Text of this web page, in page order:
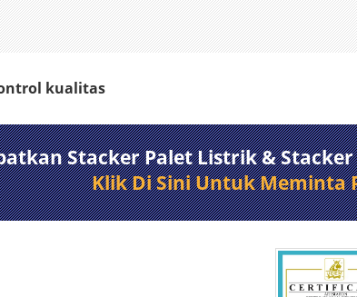
kualitas
Stacker Palet Listrik &
Klik Di Sini Untuk Meminta